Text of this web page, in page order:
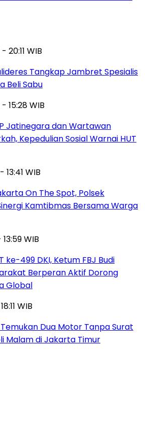
20:11 WIB
Tangkap Jambret Spesialis
Beli Sabu
15:28 WIB
Jatinegara dan Wartawan
Kepedulian Sosial Warnai HUT
WIB
On The Spot, Polsek
Kamtibmas Bersama Warga
WIB
ke-499 DKI, Ketum FBJ Budi
Berperan Aktif Dorong
Global
WIB
Dua Motor Tanpa Surat
Malam di Jakarta Timur